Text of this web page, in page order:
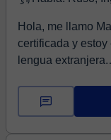
Hola, me llamo
certificada y
lengua extranjera.
Mi primer principio